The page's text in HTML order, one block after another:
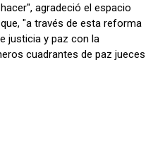
agradeció el espacio
"a través de esta reforma
justicia y paz con la
cuadrantes de paz jueces